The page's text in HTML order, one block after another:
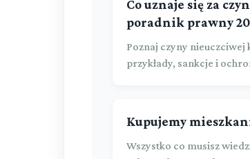
Co uznaje się za
poradnik prawny
Poznaj czyny
przykłady, sankcje i
Kupujemy
Wszystko co musisz